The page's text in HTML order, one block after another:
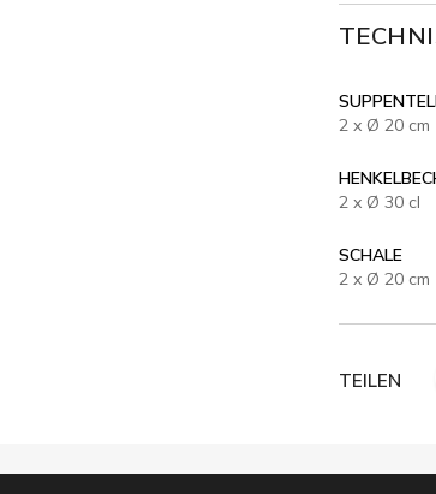
2 x Ø 20 cm
2 x Ø 30 cl
SCHALE
2 x Ø 20 cm
TEILEN